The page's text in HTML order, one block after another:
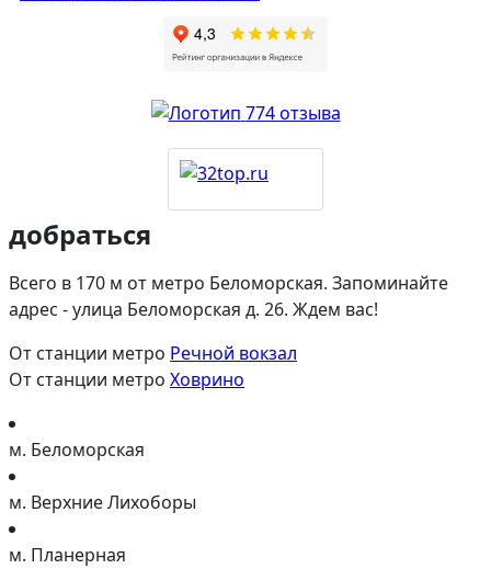
774 отзыва
добраться
Всего в 170 м от метро Беломорская. Запоминайте
адрес - улица Беломорская д. 26. Ждем вас!
От станции метро Речной вокзал
От станции метро Ховрино
м. Беломорская
м. Верхние Лихоборы
м. Планерная